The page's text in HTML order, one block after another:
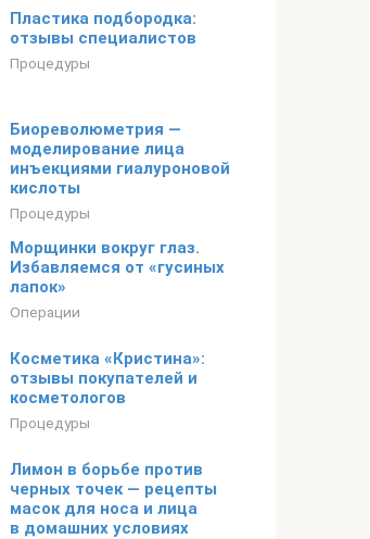
Пластика подбородка:
отзывы специалистов
Процедуры
Биореволюметрия —
моделирование лица
инъекциями гиалуроновой
кислоты
Процедуры
Морщинки вокруг глаз.
Избавляемся от «гусиных
лапок»
Операции
Косметика «Кристина»:
отзывы покупателей и
косметологов
Процедуры
Лимон в борьбе против
черных точек — рецепты
масок для носа и лица
в домашних условиях